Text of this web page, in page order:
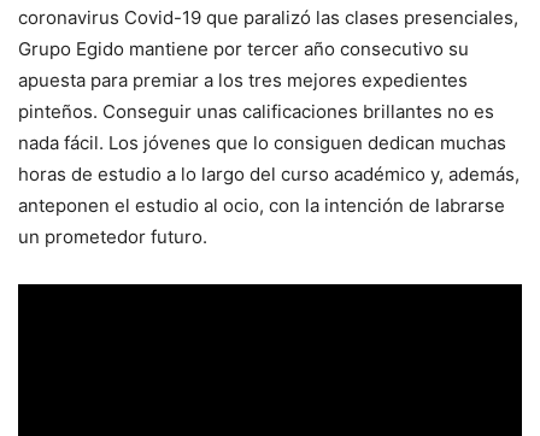
coronavirus Covid-19 que paralizó las clases presenciales,
Grupo Egido mantiene por tercer año consecutivo su
apuesta para premiar a los tres mejores expedientes
pinteños. Conseguir unas calificaciones brillantes no es
nada fácil. Los jóvenes que lo consiguen dedican muchas
horas de estudio a lo largo del curso académico y, además,
anteponen el estudio al ocio, con la intención de labrarse
un prometedor futuro.